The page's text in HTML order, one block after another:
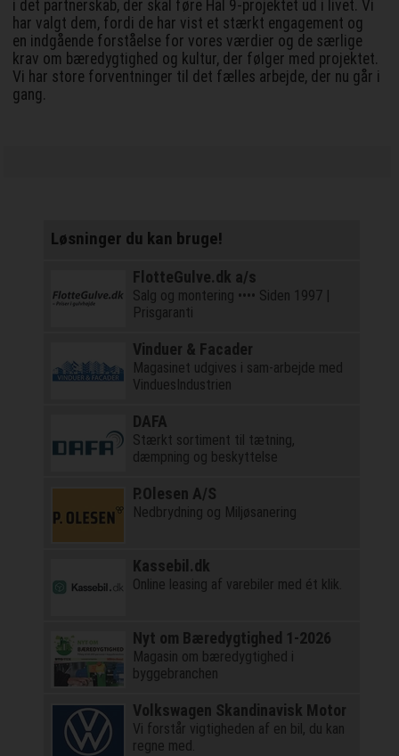
i det partnerskab, der skal føre Hal 9-projektet ud i livet. Vi
har valgt dem, fordi de har vist et stærkt engagement og
en indgående forståelse for vores værdier og de særlige
krav om bæredygtighed og kultur, der følger med projektet.
Vi har store forventninger til det fælles arbejde, der nu går i
gang.
Løsninger du kan bruge!
FlotteGulve.dk a/s
Salg og montering •••• Siden 1997 |
Prisgaranti
Vinduer & Facader
Magasinet udgives i sam-arbejde med
VinduesIndustrien
DAFA
Stærkt sortiment til tætning,
dæmpning og beskyttelse
P.Olesen A/S
Nedbrydning og Miljøsanering
Kassebil.dk
Online leasing af varebiler med ét klik.
Nyt om Bæredygtighed 1-2026
Magasin om bæredygtighed i
byggebranchen
Volkswagen Skandinavisk Motor
Vi forstår vigtigheden af en bil, du kan
regne med.